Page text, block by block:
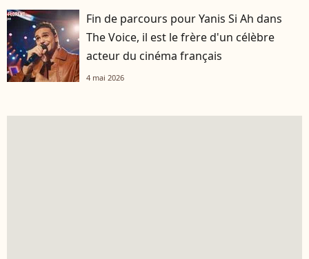
Fin de parcours pour Yanis Si Ah dans
The Voice, il est le frère d'un célèbre
acteur du cinéma français
4 mai 2026